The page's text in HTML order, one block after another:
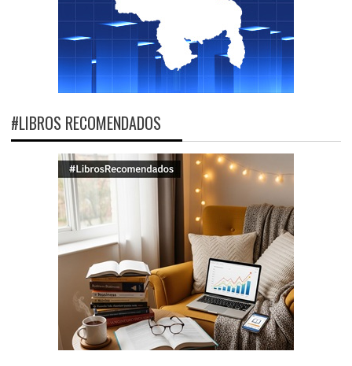
#LIBROS RECOMENDADOS